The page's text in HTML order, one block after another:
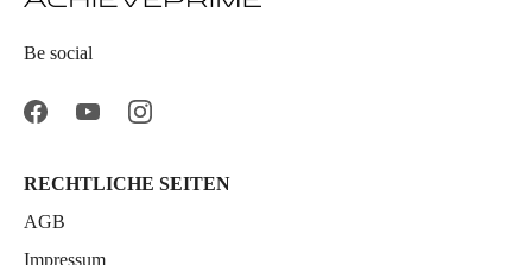
Be social
RECHTLICHE SEITEN
AGB
Impressum